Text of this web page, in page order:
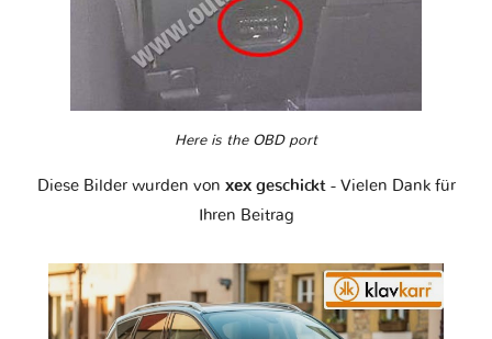
Here is the OBD port
Diese Bilder wurden von хех geschickt - Vielen Dank für
Ihren Beitrag